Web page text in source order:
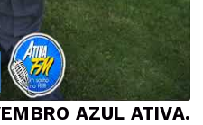
AZUL ATIVA.